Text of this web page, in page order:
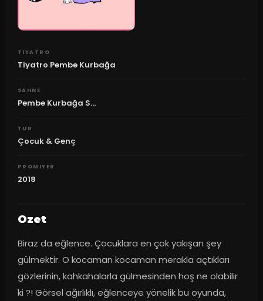
TIYATRO
Tiyatro Pembe Kurbağa
SAHNE
Pembe Kurbağa S...
TUR
Çocuk & Genç
PROMIYER
2018
Ozet
Biraz da eğlence. Çocuklara en çok yakışan şey
gülmektir. O kocaman kocaman merakla açtıkları
gözlerinin, kahkahalarla gülmesinden hoş ne olabilir
ki ?! Görsel ağırlıklı, eğlenceye yönelik bu oyunda,